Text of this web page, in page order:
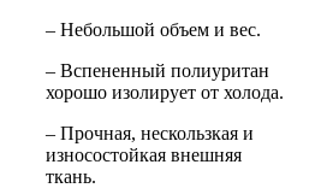
– Небольшой объем и вес.
– Вспененный полиуритан
хорошо изолирует от холода.
– Прочная, нескользкая и
износостойкая внешняя
ткань.